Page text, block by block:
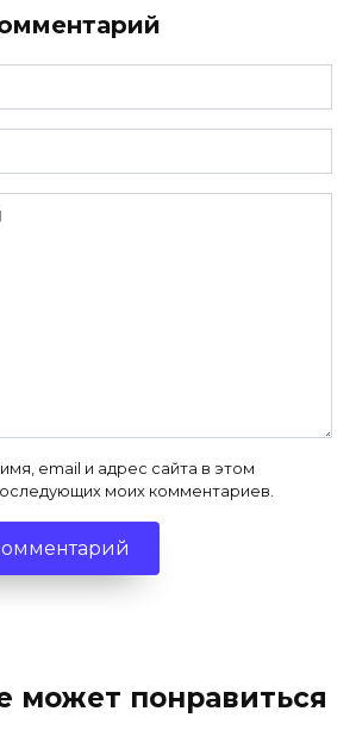
email и адрес сайта в этом
моих комментариев.
может понравиться